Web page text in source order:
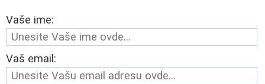
Vaše ime:
Vaš email: